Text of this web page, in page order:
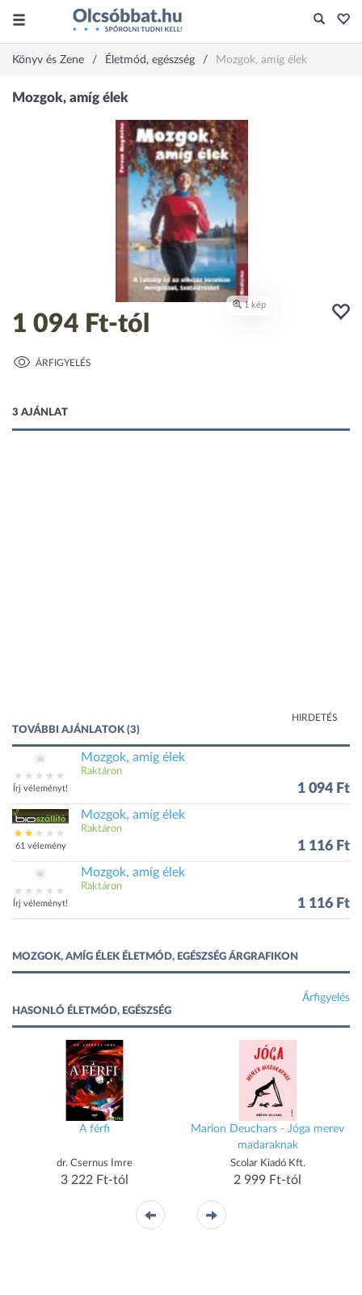
Könyv és Zene Életmód, egészség Mozgok, amíg élek
1 094 Ft-tól
ÁRFIGYELÉS
3 AJÁNLAT
HIRDETÉS
TOVÁBBI AJÁNLATOK (3)
Írj véleményt!
Mozgok, amíg élek
Raktáron
1 094 Ft
61 vélemény
Mozgok, amíg élek
Raktáron
1 116 Ft
Írj véleményt!
Mozgok, amíg élek
Raktáron
1 116 Ft
MOZGOK, AMÍG ÉLEK ÉLETMÓD, EGÉSZSÉG ÁRGRAFIKON
Árfigyelés
HASONLÓ ÉLETMÓD, EGÉSZSÉG
A férfi
dr. Csernus Imre
3 222 Ft-tól
Marion Deuchars - Jóga merev
madaraknak
Scolar Kiadó Kft.
2 999 Ft-tól